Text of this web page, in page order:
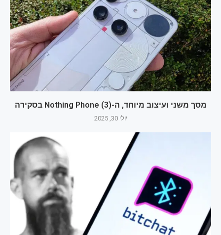
מסך משני ועיצוב מיוחד, ה-Nothing Phone (3) בסקירה
יולי 30, 2025